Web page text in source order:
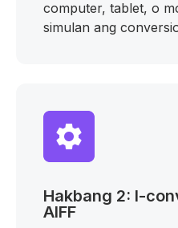
computer, tablet, o
simulan ang
Hakbang 2: I-
AIFF